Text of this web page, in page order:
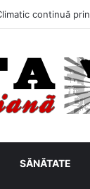
SĂNĂTATE